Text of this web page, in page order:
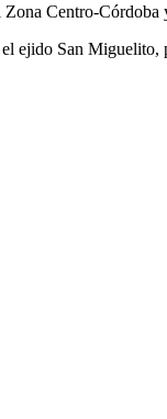
Centro-
ejido San Miguelito,